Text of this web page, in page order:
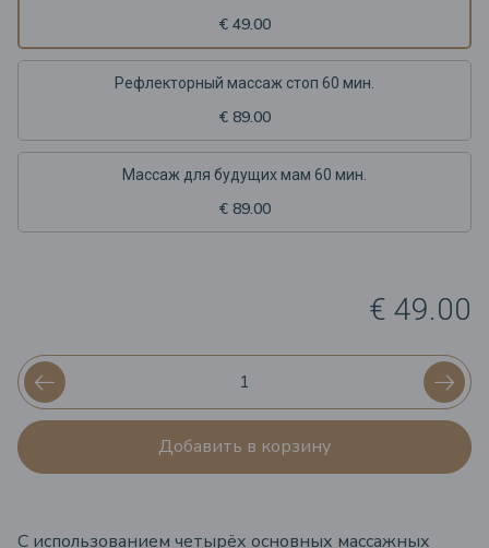
€ 49.00
Рефлекторный массаж стоп 60 мин.
€ 89.00
Массаж для будущих мам 60 мин.
€ 89.00
€ 49.00
Добавить в корзину
С использованием четырёх основных массажных